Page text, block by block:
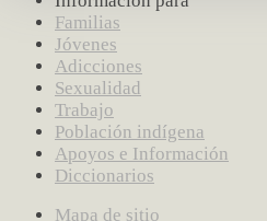
Familias
Jóvenes
Adicciones
Sexualidad
Trabajo
Población indígena
Apoyos e Información
Diccionarios
Mapa de sitio